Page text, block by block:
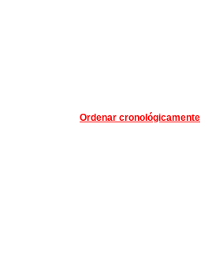
Ordenar cronológicamente